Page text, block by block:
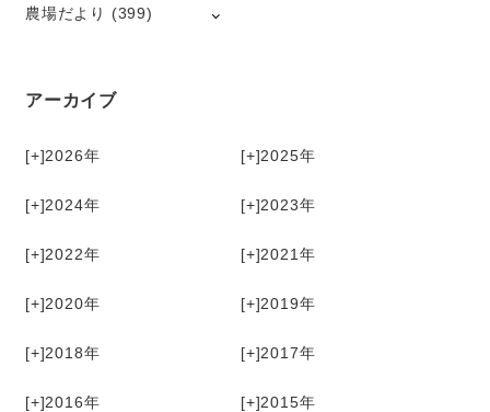
農場だより (399)
アーカイブ
[+]2026 [+]2025
[+]2024 [+]2023
[+]2022 [+]2021
[+]2020 [+]2019
[+]2018 [+]2017
[+]2016 [+]2015